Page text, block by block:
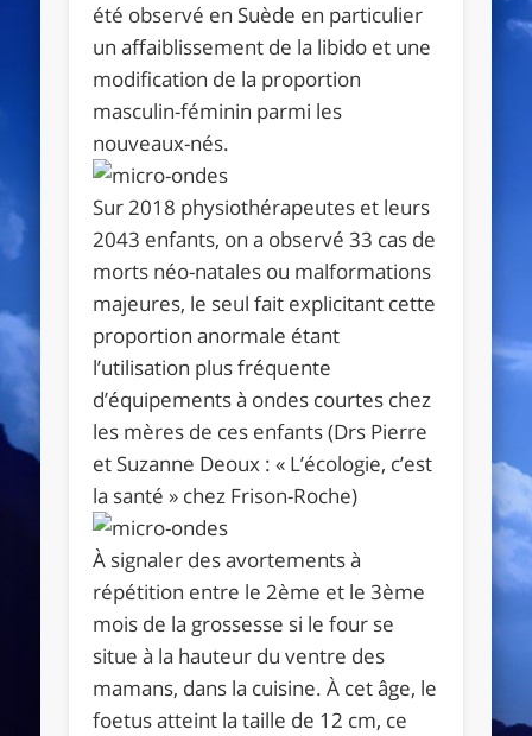
été observé en Suède en particulier
un affaiblissement de la libido et une
modification de la proportion
masculin-féminin parmi les
nouveaux-nés.
Sur 2018 physiothérapeutes et leurs
2043 enfants, on a observé 33 cas de
morts néo-natales ou malformations
majeures, le seul fait explicitant cette
proportion anormale étant
l’utilisation plus fréquente
d’équipements à ondes courtes chez
les mères de ces enfants (Drs Pierre
et Suzanne Deoux : « L’écologie, c’est
la santé » chez Frison-Roche)
À signaler des avortements à
répétition entre le 2ème et le 3ème
mois de la grossesse si le four se
situe à la hauteur du ventre des
mamans, dans la cuisine. À cet âge, le
foetus atteint la taille de 12 cm, ce